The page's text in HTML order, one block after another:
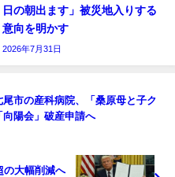
日の朝出ます」被災地入りする
意向を明かす
2026年7月31日
尾市の産科病院、「桑原母と子ク
向陽会」破産申請へ
の大幅削減へ